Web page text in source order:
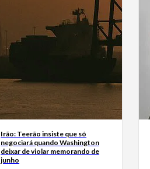
Irão: Teerão insiste que só
negociará quando Washington
deixar de violar memorando de
junho